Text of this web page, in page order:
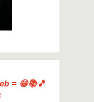
= 😁📚🎵